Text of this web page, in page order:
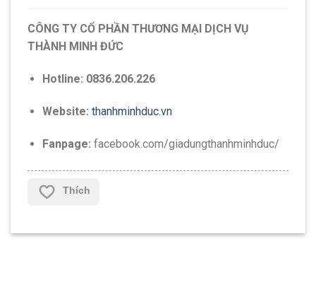
CÔNG TY CỔ PHẦN THƯƠNG MẠI DỊCH VỤ
THÀNH MINH ĐỨC
Hotline: 0836.206.226
Website: thanhminhduc.vn
Fanpage: facebook.com/giadungthanhminhduc/
Thích